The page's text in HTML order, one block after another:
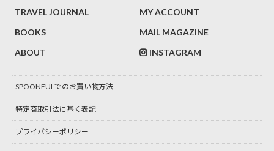
TRAVEL JOURNAL
BOOKS
ABOUT
MY ACCOUNT
MAIL MAGAZINE
INSTAGRAM
SPOONFULでのお買い物方法
特定商取引法に基く表記
プライバシーポリシー